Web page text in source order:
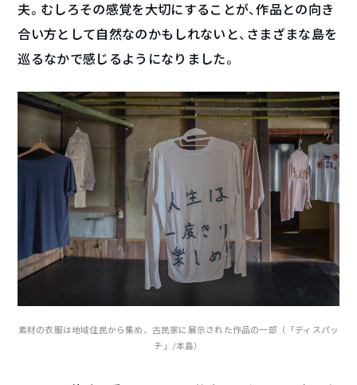
夫。むしろその感覚を大切にすることが、作品との向き
合い方として自然なのかもしれないと、さまざまな島を
巡るなかで感じるようになりました。
素材の衣服は地域住民から集め、古民家に展示された作品の一部（「ディスパッ
チ」/本島）